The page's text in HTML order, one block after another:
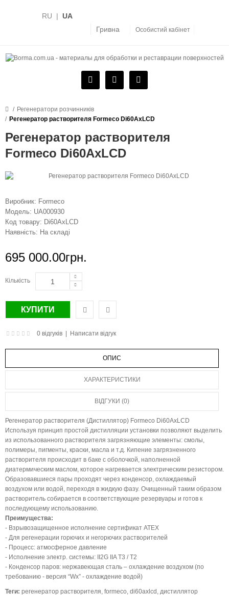
RU | UA
Гривна
Особистий кабінет
Регенератори розчинників
Регенератор растворителя Formeco Di60AxLCD
Регенератор растворителя
Formeco Di60AxLCD
Виробник: Formeco
Модель: UA000930
Код товару: Di60AxLCD
Наявність: На складі
695 000.00грн.
Кількість
0 відгуків Написати відгук
ОПИС
ХАРАКТЕРИСТИКИ
ВІДГУКИ (0)
Регенератор растворителя (Дистиллятор) Formeco Di60AxLCD
Используя принцип простой дистилляции установки позволяют выделить
из использованного растворителя загрязняющие элементы: смолы,
полимеры, пигменты, краски, масла и т.д. Кипение загрязненного
растворителя происходит в баке с оболочкой, наполненной
диатермическим маслом, которое нагревается электрическим резистором.
Образовавшиеся пары проходят через конденсор, охлаждаемый
воздухом или водой, переходя в жидкую фазу. Очищенный таким образом
растворитель собирается в соответствующие резервуары и готов к
последующему использованию.
Преимущества:
- Взрывозащищенное исполнение сертификат ATEX
- Для регенерации горючих и негорючих растворителей
- Процесс: атмосферное давление
- Исполнение электр. системы: II2G IIA T3 / T2
- Конденсор паров: нержавеющая сталь – охлаждение воздухом (по
требованию - версия “Wx” - охлаждение водой)
Теги: регенератор растворителя, formeco, di60axlcd , дистиллятор